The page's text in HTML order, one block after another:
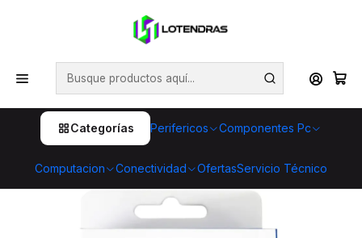
Categorías Perifericos Componentes Pc
Computacion Conectividad OfertasServicio Técnico
💥 ¡Compra HOY y retira GRATIS en tienda! 🏪🚀 Además,
aprovecha cientos de productos con Despacho Gratis 🛒📦
¡No dejes pasar esta oportunidad! 🔥
Inicio Perifericos
Mouse Xtech XTM-310BK Inalámbrico 2.4 GHz Óptico